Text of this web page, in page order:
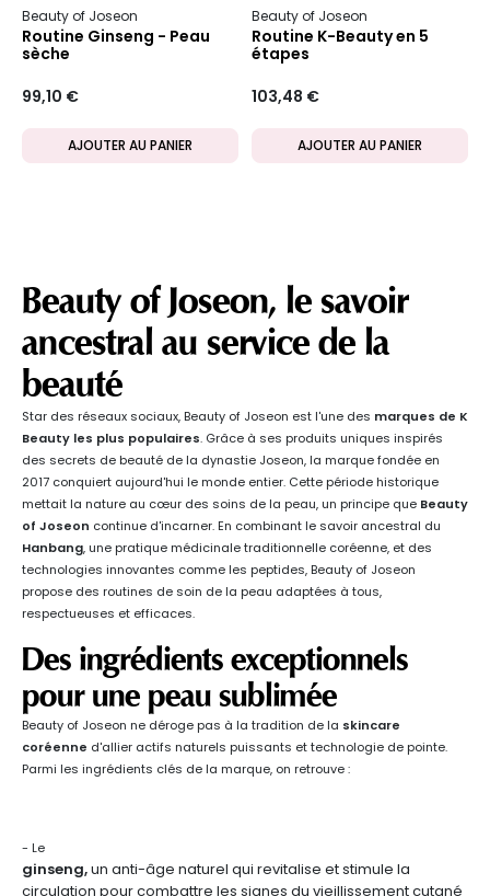
Beauty of Joseon
Routine Ginseng - Peau
sèche
99,10 €
AJOUTER AU PANIER
Beauty of Joseon
Routine K-Beauty en 5
étapes
103,48 €
AJOUTER AU PANIER
Beauty of Joseon, le savoir
ancestral au service de la
beauté
Star des réseaux sociaux, Beauty of Joseon est l'une des marques de K
Beauty les plus populaires. Grâce à ses produits uniques inspirés
des secrets de beauté de la dynastie Joseon, la marque fondée en
2017 conquiert aujourd'hui le monde entier. Cette période historique
mettait la nature au cœur des soins de la peau, un principe que Beauty
of Joseon continue d'incarner. En combinant le savoir ancestral du
Hanbang, une pratique médicinale traditionnelle coréenne, et des
technologies innovantes comme les peptides, Beauty of Joseon
propose des routines de soin de la peau adaptées à tous,
respectueuses et efficaces.
Des ingrédients exceptionnels
pour une peau sublimée
Beauty of Joseon ne déroge pas à la tradition de la skincare
coréenne d'allier actifs naturels puissants et technologie de pointe.
Parmi les ingrédients clés de la marque, on retrouve :
- Le
ginseng,un anti-âge naturel qui revitalise et stimule la
circulation pour combattre les signes du vieillissement cutané